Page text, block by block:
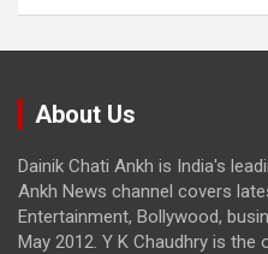
About Us
Dainik Chati Ankh is India's
Ankh News channel covers
Entertainment, Bollywood,
May 2012. Y K Chaudhry is